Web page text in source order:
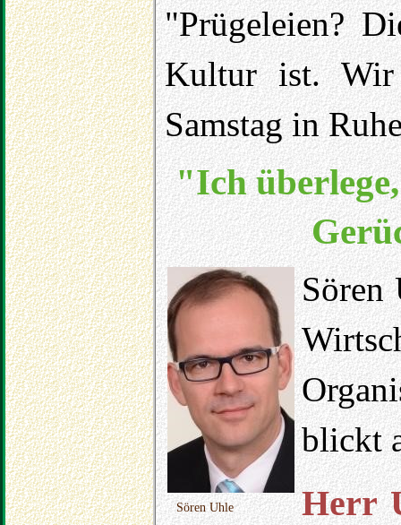
"Prügeleien?
Kultur ist. Wir
Samstag in
"Ich
Sören Uhle
Sören
blickt
Herr